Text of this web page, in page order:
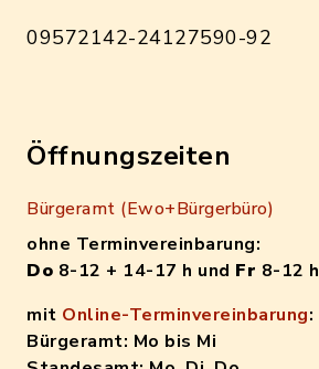
09572142-24127590-92
Öffnungszeiten
Bürgeramt (Ewo+Bürgerbüro)
ohne Terminvereinbarung:
Do 8-12 + 14-17 h und Fr 8-12 h
mit Online-Terminvereinbarung:
Bürgeramt: Mo bis Mi